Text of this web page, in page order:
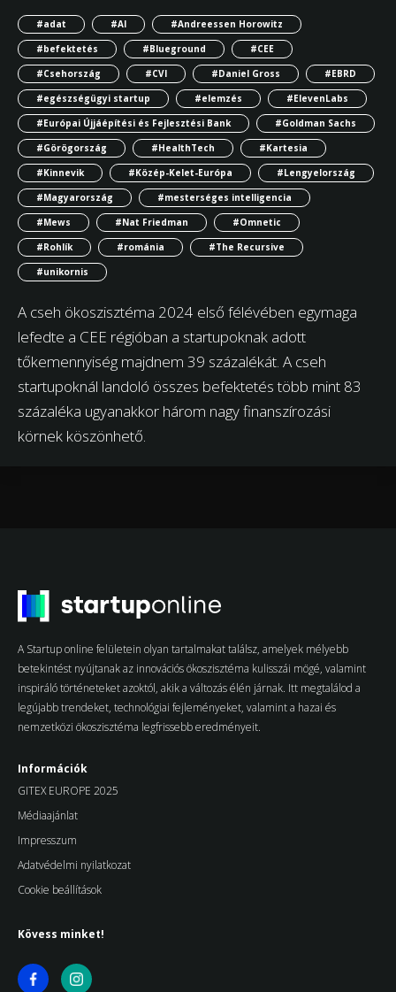
#adat #AI
#Andreessen Horowitz
#befektetés
#Blueground
#CEE
#Csehország
#CVI #Daniel Gross
#EBRD
#egészségügyi startup
#elemzés
#ElevenLabs
#Európai Újjáépítési és Fejlesztési Bank
#Goldman Sachs
#Görögország
#HealthTech
#Kartesia
#Kinnevik
#Közép-Kelet-Európa
#Lengyelország
#Magyarország
#mesterséges intelligencia
#Mews
#Nat Friedman
#Omnetic
#Rohlík
#románia
#The Recursive
#unikornis
A cseh ökoszisztéma 2024 első félévében egymaga
lefedte a CEE régióban a startupoknak adott
tőkemennyiség majdnem 39 százalékát. A cseh
startupoknál landoló összes befektetés több mint 83
százaléka ugyanakkor három nagy finanszírozási
körnek köszönhető.
A Startup online felületein olyan tartalmakat találsz, amelyek mélyebb
betekintést nyújtanak az innovációs ökoszisztéma kulisszái mögé, valamint
inspiráló történeteket azoktól, akik a változás élén járnak. Itt megtalálod a
legújabb trendeket, technológiai fejleményeket, valamint a hazai és
nemzetközi ökoszisztéma legfrissebb eredményeit.
Információk
GITEX EUROPE 2025
Médiaajánlat
Impresszum
Adatvédelmi nyilatkozat
Cookie beállítások
Kövess minket!